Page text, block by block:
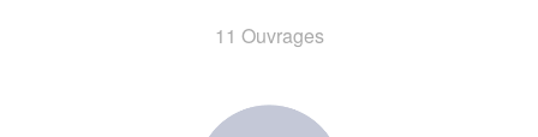
11 Ouvrages